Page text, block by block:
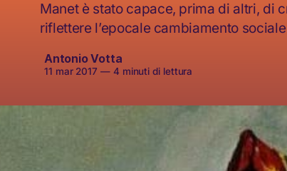
Manet è stato capace, prima di altri, di
riflettere l’epocale cambiamento
Antonio Votta
11 mar 2017 —4 minuti di lettura